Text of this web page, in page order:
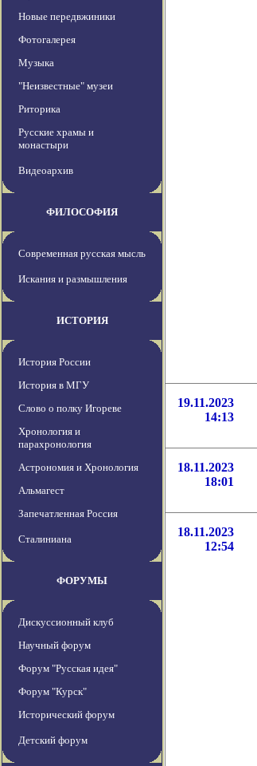
Новые передвжиники
Фотогалерея
Музыка
"Неизвестные" музеи
Риторика
Русские храмы и
монастыри
Видеоархив
ФИЛОСОФИЯ
Современная русская мысль
Искания и размышления
ИСТОРИЯ
История России
История в МГУ
Слово о полку Игореве
Хронология и
парахронология
Астрономия и Хронология
Альмагест
Запечатленная Россия
Сталиниана
ФОРУМЫ
Дискуссионный клуб
Научный форум
Форум "Русская идея"
Форум "Курск"
Исторический форум
Детский форум
19.11.2023
14:13
18.11.2023
18:01
18.11.2023
12:54